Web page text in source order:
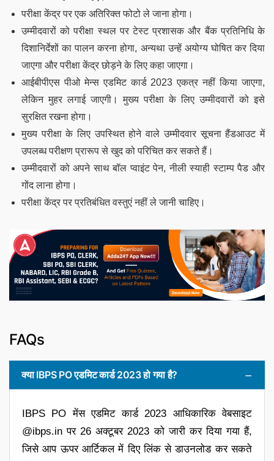
परीक्षा केंद्र पर एक अतिरिक्त फोटो ले जाना होगा।
उम्मीदवारों को परीक्षा स्थल पर टेस्ट प्रशासक और बैंक प्रतिनिधि के
दिशानिर्देशों का पालन करना होगा, अन्यथा उन्हें अयोग्य घोषित कर दिया
जाएगा और परीक्षा केंद्र छोड़ने के लिए कहा जाएगा।
आईबीपीएस पीओ मेन्स एडमिट कार्ड 2023 एकत्र नहीं किया जाएगा,
लेकिन मुहर लगाई जाएगी। मुख्य परीक्षा के लिए उम्मीदवारों को इसे
सुरक्षित रखना होगा।
मुख्य परीक्षा के लिए उपस्थित होने वाले उम्मीदवार सूचना हैंडआउट में
उपलब्ध परीक्षण प्रारूप से खुद को परिचित कर सकते हैं।
उम्मीदवारों को अपने साथ बॉल प्वाइंट पेन, नीली स्याही स्टाम्प पैड और
गोंद लाना होगा।
परीक्षा केंद्र पर प्रतिबंधित वस्तुएं नहीं ले जानी चाहिए।
FAQs
क्या IBPS PO एडमिट कार्ड 2023 हो गया है?
IBPS PO मेंस एडमिट कार्ड 2023 आधिकारिक वेबसाइट
@ibps.in पर 26 अक्टूबर 2023 को जारी कर दिया गया हैं,
जिसे आप ऊपर आर्टिकल में दिए लिंक से डाउनलोड कर सकते